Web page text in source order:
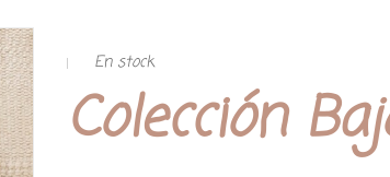
En stock
Colección